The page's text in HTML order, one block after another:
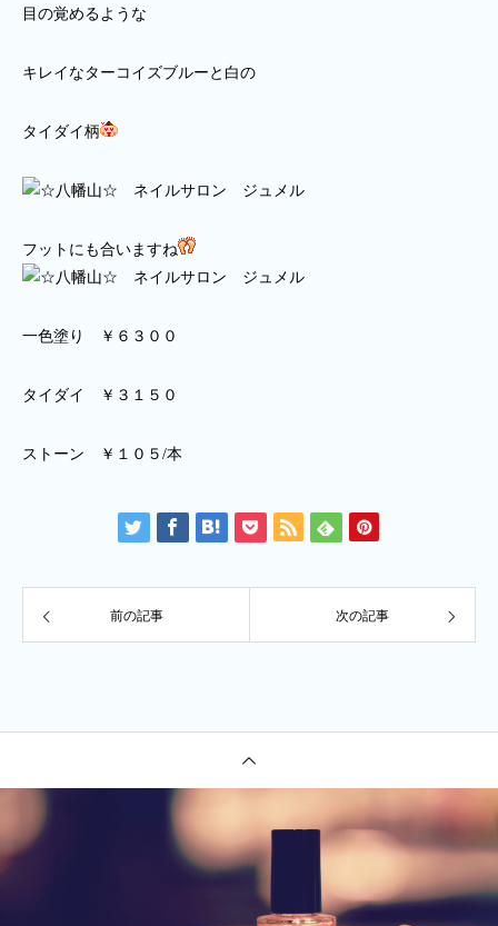
目の覚めるような
キレイなターコイズブルーと白の
タイダイ柄
フットにも合いますね
一色塗り ￥６３００
タイダイ ￥３１５０
ストーン ￥１０５/本
前の記事 次の記事